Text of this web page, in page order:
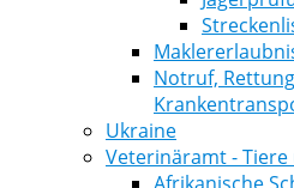
Notruf,
Ukraine
Veterinäramt -